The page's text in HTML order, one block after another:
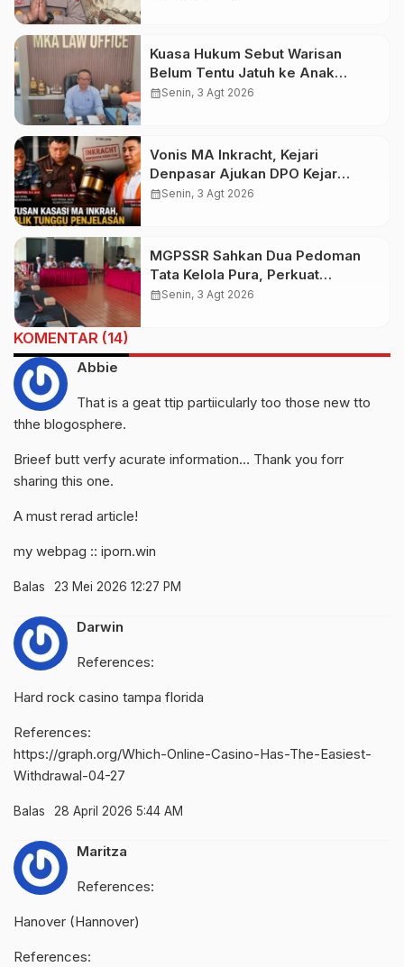
Kuasa Hukum Sebut Warisan
Belum Tentu Jatuh ke Anak
Kandung, Jero Mangku “Merusak
calendar_monthSenin, 3 Agt 2026
Vonis MA Inkracht, Kejari
Denpasar Ajukan DPO Kejar
Budiman Tiang
calendar_monthSenin, 3 Agt 2026
MGPSSR Sahkan Dua Pedoman
Tata Kelola Pura, Perkuat
Kepastian Hukum dan Pelayanan
calendar_monthSenin, 3 Agt 2026
KOMENTAR (14)
Abbie
That is a geat ttip partiicularly too those new tto
thhe blogosphere.
Brieef butt verfy acurate information… Thank you forr
sharing this one.
A must rerad article!
my webpag :: iporn.win
Balas 23 Mei 2026 12:27 PM
Darwin
References:
Hard rock casino tampa florida
References:
https://graph.org/Which-Online-Casino-Has-The-Easiest-
Withdrawal-04-27
Balas 28 April 2026 5:44 AM
Maritza
References:
Hanover (Hannover)
References: